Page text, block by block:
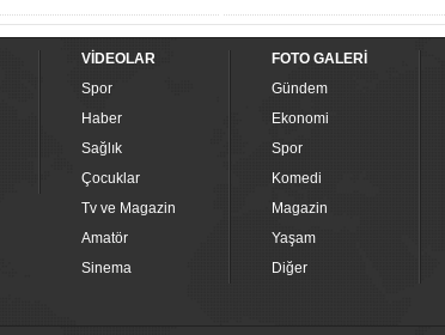
VİDEOLAR
Spor
Haber
Sağlık
Çocuklar
Tv ve Magazin
Amatör
Sinema
FOTO GALERİ
Gündem
Ekonomi
Spor
Komedi
Magazin
Yaşam
Diğer